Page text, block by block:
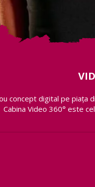
concept digital pe piața
Cabina Video 360° este